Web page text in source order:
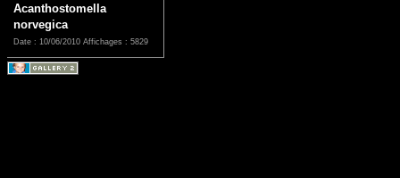
Acanthostomella
norvegica
Date : 10/06/2010 Affichages : 5829